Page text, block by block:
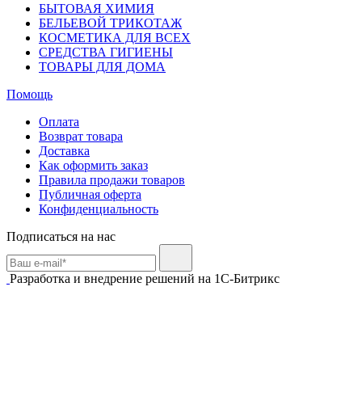
БЫТОВАЯ ХИМИЯ
БЕЛЬЕВОЙ ТРИКОТАЖ
КОСМЕТИКА ДЛЯ ВСЕХ
СРЕДСТВА ГИГИЕНЫ
ТОВАРЫ ДЛЯ ДОМА
Помощь
Оплата
Возврат товара
Доставка
Как оформить заказ
Правила продажи товаров
Публичная оферта
Конфиденциальность
Подписаться на нас
Разработка и внедрение решений на 1С-Битрикс